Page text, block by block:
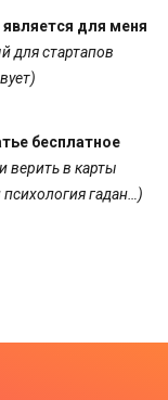
для меня
для стартапов
бесплатное
верить в карты
гадан…)